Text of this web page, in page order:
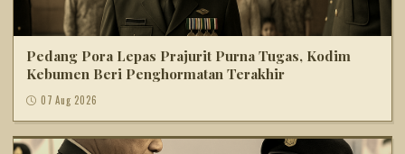
Pedang Pora Lepas Prajurit Purna Tugas, Kodim
Kebumen Beri Penghormatan Terakhir
07 Aug 2026